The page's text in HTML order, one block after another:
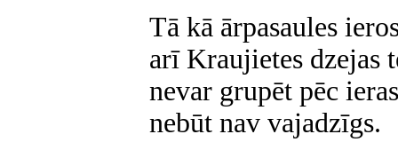
Tā kā ārpasaules
arī Kraujietes dzejas
nevar grupēt pēc
nebūt nav vajadzīgs.